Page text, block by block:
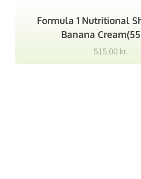
Formula 1 Nutritional
Banana
515,00 kr.